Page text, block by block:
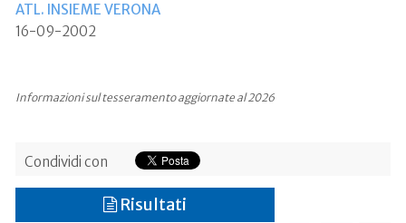
ATL. INSIEME VERONA
16-09-2002
Informazioni sul tesseramento aggiornate al 2026
Condividi con
Risultati